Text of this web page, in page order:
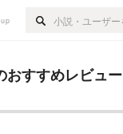
おすすめレビュー